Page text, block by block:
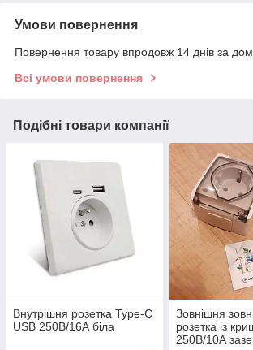
Умови повернення
Повернення товару впродовж 14 днів за
Всі умови повернення
Подібні товари компанії
Внутрішня розетка Type-C
USB 250В/16А біла
Зовнішня
розетка із
250В/10А